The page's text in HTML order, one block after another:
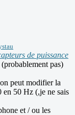
de puissance
pas)
peut modifier la
50 Hz (,je ne sais
et / ou les